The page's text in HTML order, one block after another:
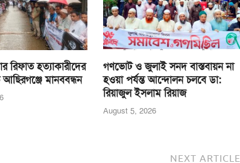
রিফাত হত্যাকারীদের
আছিরগঞ্জে মানববন্ধন
গণভোট ও জুলাই সনদ বাস্তবায়ন না
হওয়া পর্যন্ত আন্দোলন চলবে ডা:
রিয়াজুল ইসলাম রিয়াজ
August 5, 2026
NEXT ARTICLE